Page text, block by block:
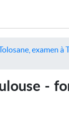
examen à
-